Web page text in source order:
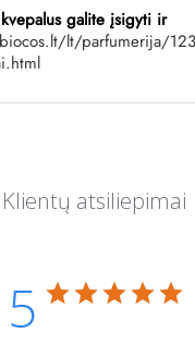
kvepalus galite įsigyti ir
lt/parfumerija/
5